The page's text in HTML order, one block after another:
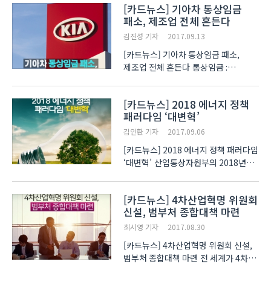
위험천만한 사고가 잦은 산업계
종사자들의 ‘산업재해 트라우마’는
고통의 정도가 높아 스스로 극복하기가
어..
[카드뉴스] 기아차 통상임금
패소, 제조업 전체 흔든다
김진성 기자 2017.09.13
[카드뉴스] 기아차 통상임금 패소,
제조업 전체 흔든다 통상임금 :
지급하기로 정한 시간급 금액, 일급
금액, 주급 금액, 월급 금액 또는 도급
금액 최근 국내경제계를 뒤흔..
[카드뉴스] 2018 에너지 정책
패러다임 ‘대변혁’
김인환 기자 2017.09.06
[카드뉴스] 2018 에너지 정책 패러다임
‘대변혁’ 산업통상자원부의 2018년도
강화 ▲국민일자리 신산업 육성 ▲
수출구조고도화 등에 집중 투자되는
모습을 보였는데요. 특히 ‘신재생..
[카드뉴스] 4차산업혁명 위원회
신설, 범부처 종합대책 마련
최시영 기자 2017.08.30
[카드뉴스] 4차산업혁명 위원회 신설,
범부처 종합대책 마련 전 세계가 4차